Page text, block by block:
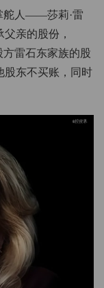
舵人——莎莉·雷
父亲的股份，
方雷石东家族的股
股东不买账，同时